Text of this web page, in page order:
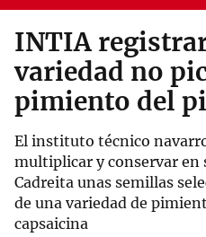
INTIA
variedad no
pimiento del
El instituto técnico
multiplicar y conservar en
Cadreita unas semillas
de una variedad de
capsaicina